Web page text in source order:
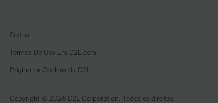
Instituições de capacitação
Comunidade
Copyright © 2026 D2L Corporation. Todos os direitos
Status
Termos De Uso Em D2L.com
Página de Cookies da D2L